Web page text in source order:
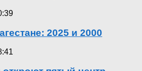
2025 и 2000